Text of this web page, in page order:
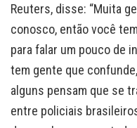
Reuters, disse: “Muita
conosco, então você
para falar um pouco de
tem gente que
alguns pensam que se
entre policiais